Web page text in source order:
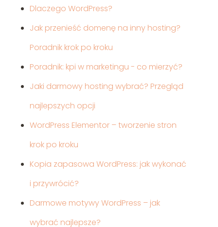
Dlaczego WordPress?
Jak przenieść domenę na inny hosting?
Poradnik krok po kroku
Poradnik: kpi w marketingu - co mierzyć?
Jaki darmowy hosting wybrać? Przegląd
najlepszych opcji
WordPress Elementor – tworzenie stron
krok po kroku
Kopia zapasowa WordPress: jak wykonać
i przywrócić?
Darmowe motywy WordPress – jak
wybrać najlepsze?